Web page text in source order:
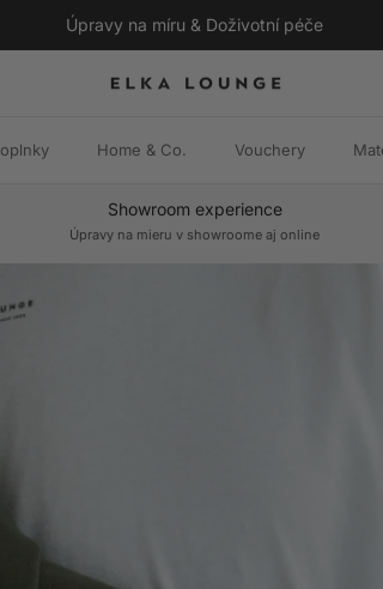
Úpravy na míru & Doživotní péče
Home & Co. Vouchery
Showroom experience
Úpravy na mieru v showroome aj online